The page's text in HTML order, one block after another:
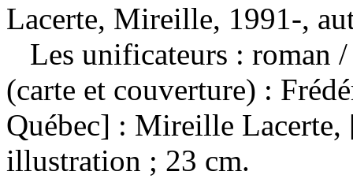
Lacerte, Mireille, 1991-,
Les unificateurs : roman
(carte et couverture) :
Québec] : Mireille
illustration ; 23 cm.